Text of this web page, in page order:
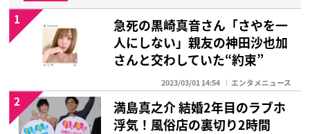
急死の黒崎真音さん「さやを一
人にしない」親友の神田沙也加
さんと交わしていた“約束”
2023/03/01 14:54 エンタメニュース
1
満島真之介 結婚2年目のラブホ
浮気！風俗店の裏切り2時間
2